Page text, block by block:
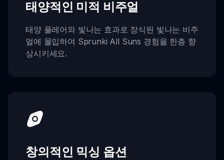
태양적인 미적 비주얼
태양 플레어와 빛나는 효과로 장식된 빛나는 비주
얼에 몰입하여 Sprunki All Suns 경험을 한층 향
상시키세요.
창의적인 믹싱 옵션